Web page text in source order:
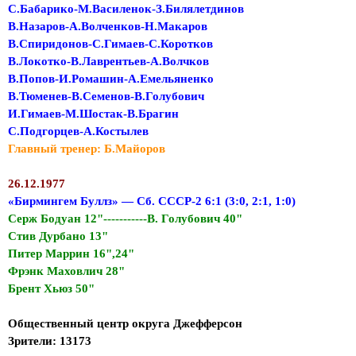
С.Бабарико-М.Василенок-З.Билялетдинов
В.Назаров-А.Волченков-Н.Макаров
В.Спиридонов-С.Гимаев-С.Коротков
В.Локотко-В.Лаврентьев-А.Волчков
В.Попов-И.Ромашин-А.Емельяненко
В.Тюменев-В.Семенов-В.Голубович
И.Гимаев-М.Шостак-В.Брагин
С.Подгорцев-А.Костылев
Главный тренер: Б.Майоров
26.12.1977
«Бирмингем Буллз» — Сб. СССР-2 6:1 (3:0, 2:1, 1:0)
Серж Бодуан 12"-----------В. Голубович 40"
Стив Дурбано 13"
Питер Маррин 16",24"
Фрэнк Маховлич 28"
Брент Хьюз 50"
Общественный центр округа Джефферсон
Зрители: 13173